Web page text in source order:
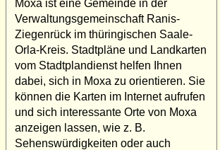
Moxa ist eine Gemeinde in der
Verwaltungsgemeinschaft Ranis-
Ziegenrück im thüringischen Saale-
Orla-Kreis. Stadtpläne und Landkarten
vom Stadtplandienst helfen Ihnen
dabei, sich in Moxa zu orientieren. Sie
können die Karten im Internet aufrufen
und sich interessante Orte von Moxa
anzeigen lassen, wie z. B.
Sehenswürdigkeiten oder auch